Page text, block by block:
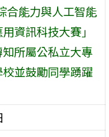
合能力與人工智能
資訊科技大賽」
所屬公私立大專
並鼓勵同學踴躍